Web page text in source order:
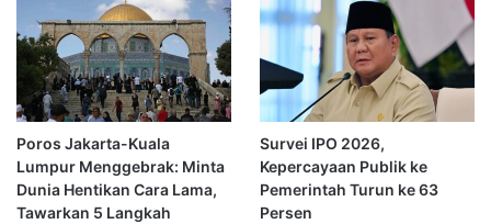
Poros Jakarta-Kuala
Lumpur Menggebrak: Minta
Dunia Hentikan Cara Lama,
Tawarkan 5 Langkah
Survei IPO 2026,
Kepercayaan Publik ke
Pemerintah Turun ke 63
Persen